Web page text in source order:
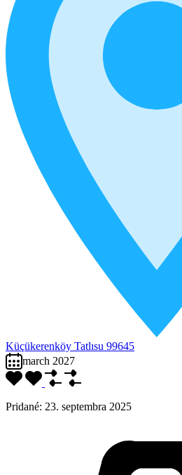
Küçükerenköy Tatlısu 99645
march 2027
Pridané: 23. septembra 2025